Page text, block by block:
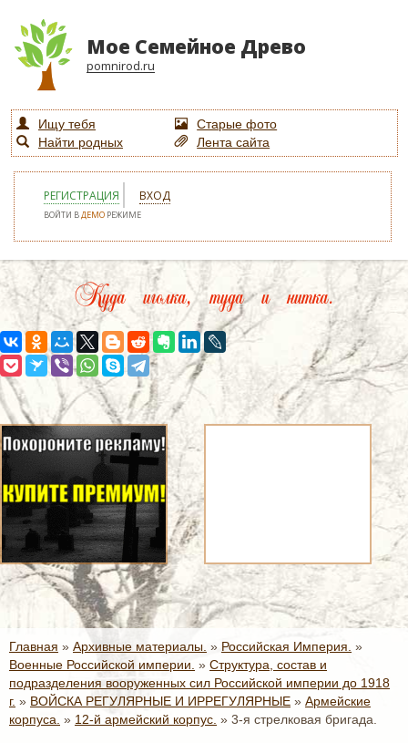
Мое Семейное Древо
pomnirod.ru
Ищу тебя
Старые фото
Найти родных
Лента сайта
РЕГИСТРАЦИЯ ВХОД
ВОЙТИ ВДЕМО РЕЖИМЕ
Куда иголка, туда и нитка.
Главная » Архивные материалы. » Российская Империя. »
Военные Российской империи. » Структура, состав и
подразделения вооруженных сил Российской империи до 1918
г. » ВОЙСКА РЕГУЛЯРНЫЕ И ИРРЕГУЛЯРНЫЕ » Армейские
корпуса. » 12-й армейский корпус. » 3-я стрелковая бригада.